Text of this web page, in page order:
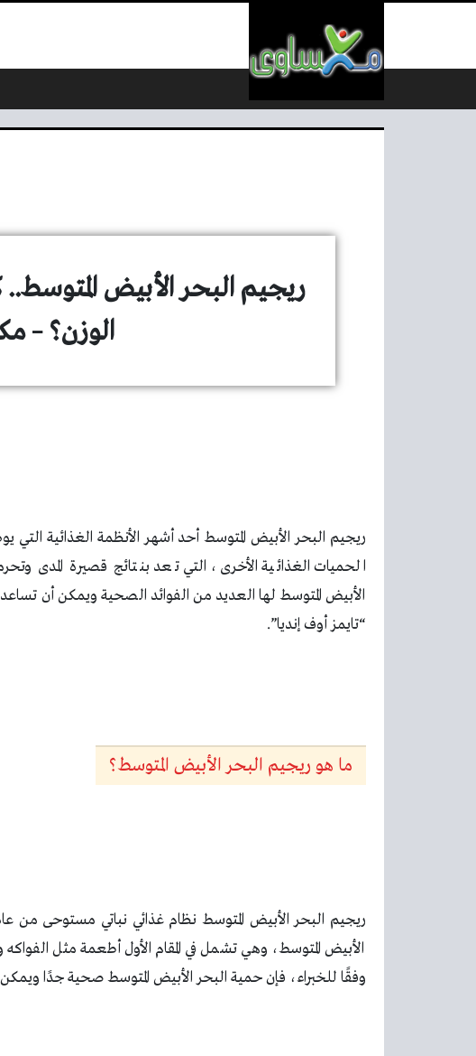
ريجيم البحر الأبيض
الوزن؟ –
ريجيم البحر الأبيض المتوسط أحد أشهر الأنظمة الغذائية
الحميات الغذائية الأخرى، التي تعد بنتائج قصيرة المدى
الأبيض المتوسط لها العديد من الفوائد الصحية ويمكن أن
“تايمز أوف إنديا”.
ما هو ريجيم البحر الأبيض المتوسط؟
ريجيم البحر الأبيض المتوسط نظام غذائي نباتي مستوحى من
الأبيض المتوسط، وهي تشمل في المقام الأول أطعمة مثل
وفقًا للخبراء، فإن حمية البحر الأبيض المتوسط صحية جدًا